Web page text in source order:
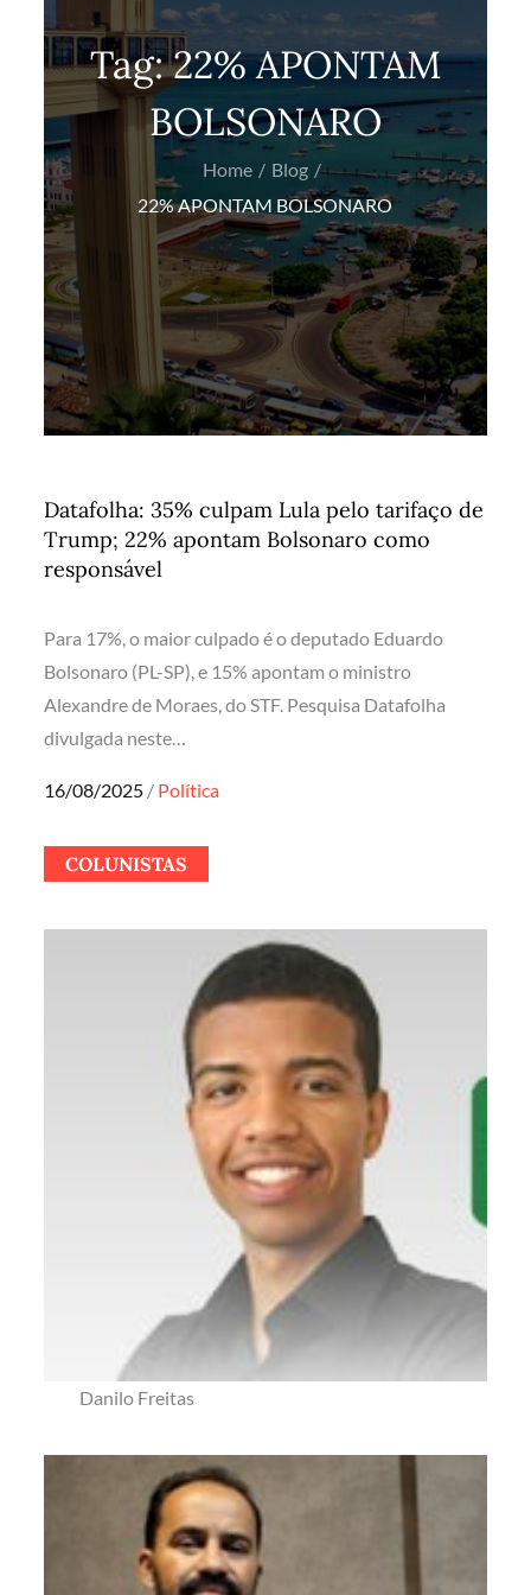
Tag:22% APONTAM
BOLSONARO
Home
Blog
22% APONTAM BOLSONARO
Datafolha: 35% culpam Lula pelo tarifaço de
Trump; 22% apontam Bolsonaro como
responsável
Para 17%, o maior culpado é o deputado Eduardo
Bolsonaro (PL-SP), e 15% apontam o ministro
Alexandre de Moraes, do STF. Pesquisa Datafolha
divulgada neste…
Posted
16/08/2025 Política
COLUNISTAS
Danilo Freitas